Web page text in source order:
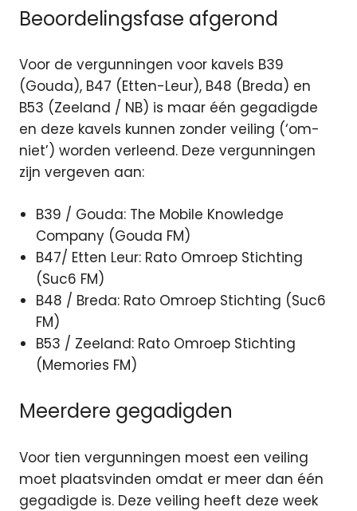
Beoordelingsfase afgerond
Voor de vergunningen voor kavels B39
(Gouda), B47 (Etten-Leur), B48 (Breda) en
B53 (Zeeland / NB) is maar één gegadigde
en deze kavels kunnen zonder veiling (‘om-
niet’) worden verleend. Deze vergunningen
zijn vergeven aan:
B39 / Gouda: The Mobile Knowledge
Company (Gouda FM)
B47/ Etten Leur: Rato Omroep Stichting
(Suc6 FM)
B48 / Breda: Rato Omroep Stichting (Suc6
FM)
B53 / Zeeland: Rato Omroep Stichting
(Memories FM)
Meerdere gegadigden
Voor tien vergunningen moest een veiling
moet plaatsvinden omdat er meer dan één
gegadigde is. Deze veiling heeft deze week